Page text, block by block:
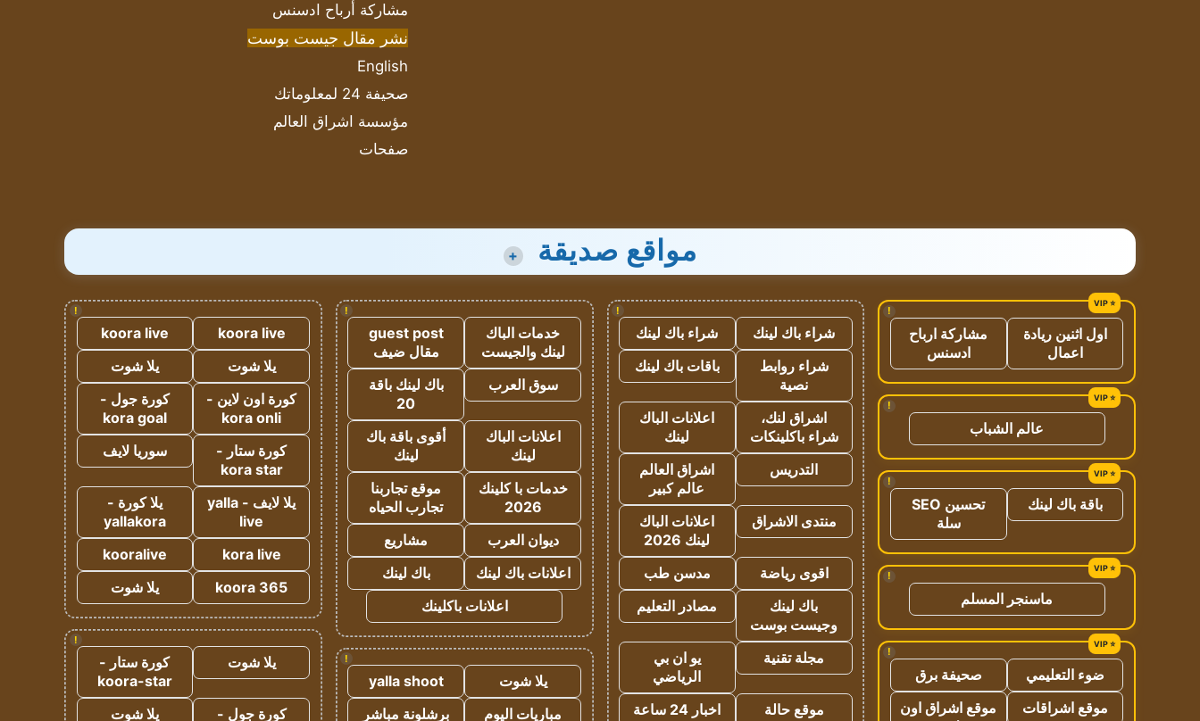
مشاركة أرباح ادسنس
نشر مقال جيست بوست
English
صحيفة 24 لمعلوماتك
مؤسسة اشراق العالم
صفحات
مواقع صديقة +
!
اول اثنين ريادة
اعمال
مشاركة ارباح
ادسنس
!
عالم الشباب
!
باقة باك لينك
تحسين SEO
سلة
!
ماسنجر المسلم
!
ضوء التعليمي
صحيفة برق
موقع اشراقات
موقع اشراق اون
!
شراء باك لينك
شراء باك لينك
شراء روابط
نصية
باقات باك لينك
اشراق لنك،
شراء باكلينكات
اعلانات الباك
لينك
التدريس
اشراق العالم
عالم كبير
منتدى الاشراق
اعلانات الباك
لينك 2026
اقوى رياضة
مدسن طب
باك لينك
وجيست بوست
مصادر التعليم
مجلة تقنية
يو ان بي
الرياضي
موقع حالة
اخبار 24 ساعة
!
خدمات الباك
لينك والجيست
guest post
مقال ضيف
سوق العرب
باك لينك باقة
20
اعلانات الباك
لينك
أقوى باقة باك
لينك
خدمات با كلينك
2026
موقع تجاربنا
تجارب الحياه
ديوان العرب
مشاريع
اعلانات باك لينك
باك لينك
اعلانات باكلينك
!
يلا شوت
yalla shoot
مباريات اليوم
برشلونة مباشر
!
koora live
koora live
يلا شوت
يلا شوت
كورة اون لاين -
kora onli
كورة جول -
kora goal
كورة ستار -
kora star
سوريا لايف
يلا لايف - yalla
live
يلا كورة -
yallakora
kora live
kooralive
koora 365
يلا شوت
!
يلا شوت
كورة ستار -
koora-star
كورة جول -
يلا شوت